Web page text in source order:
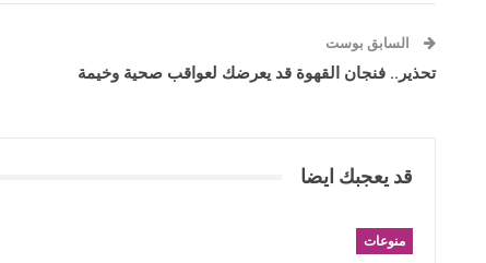
السابق بوست
تحذير.. فنجان القهوة قد يعرضك لعواقب صحية وخيمة
قد يعجبك ايضا
منوعات